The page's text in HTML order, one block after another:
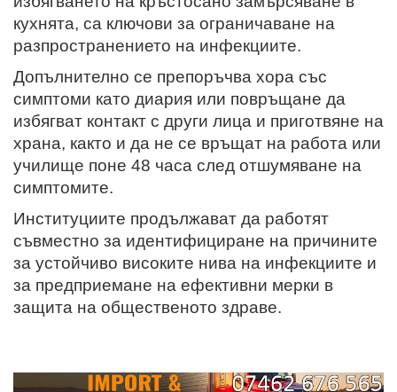
кухнята, са ключови за ограничаване на
разпространението на инфекциите.
Допълнително се препоръчва хора със
симптоми като диария или повръщане да
избягват контакт с други лица и приготвяне на
храна, както и да не се връщат на работа или
училище поне 48 часа след отшумяване на
симптомите.
Институциите продължават да работят
съвместно за идентифициране на причините
за устойчиво високите нива на инфекциите и
за предприемане на ефективни мерки в
защита на общественото здраве.